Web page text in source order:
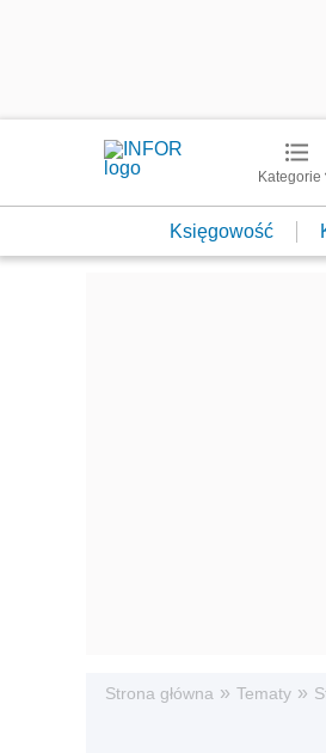
Kategorie
Księgowość
Strona główna » Tematy »